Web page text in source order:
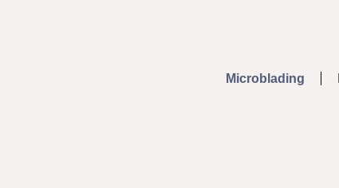
Microblading